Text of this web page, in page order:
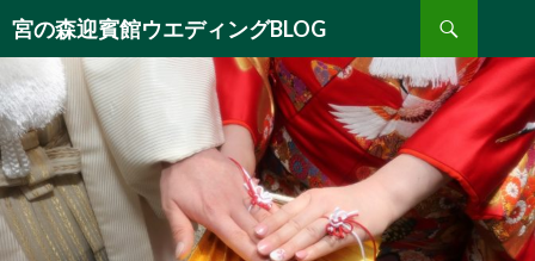
宮の森迎賓館ウエディングBLOG
検
索
ン
テ
ン
ツ
へ
移
動